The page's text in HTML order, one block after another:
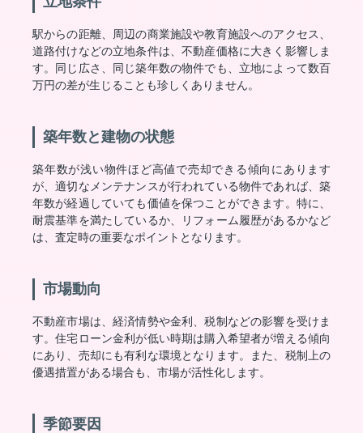
駅からの距離、周辺の商業施設や教育施設へのアクセス、
道路付けなどの立地条件は、不動産価格に大きく影響しま
す。同じ広さ、同じ築年数の物件でも、立地によって数百
万円の差が生じることも珍しくありません。
築年数と建物の状態
築年数が浅い物件ほど高値で売却できる傾向にあります
が、適切なメンテナンスが行われている物件であれば、築
年数が経過していても価値を保つことができます。特に、
耐震基準を満たしているか、リフォーム履歴があるかなど
は、査定時の重要なポイントとなります。
市場動向
不動産市場は、経済情勢や金利、税制などの影響を受けま
す。住宅ローン金利が低い時期は購入希望者が増える傾向
にあり、売却にも有利な環境となります。また、税制上の
優遇措置がある場合も、市場が活性化します。
季節要因